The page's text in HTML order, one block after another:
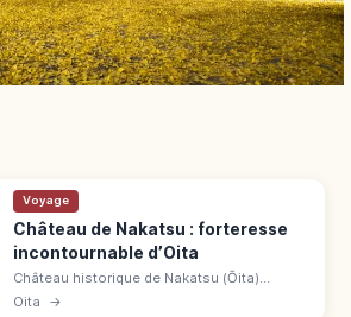
Voyage
Château de Nakatsu : forteresse
incontournable d’Oita
Château historique de Nakatsu (Ōita)
entamé en 1588 par Kuroda Kanbei. «
Oita →